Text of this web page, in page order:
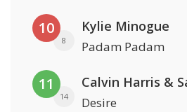
10
8
Kylie Minogue
Padam Padam
11
14
Calvin Harris &
Desire